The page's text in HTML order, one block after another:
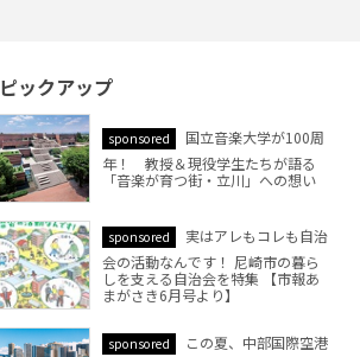
ピックアップ
sponsored
国立音楽大学が100周
年！ 教授＆現役学生たちが語る
「音楽が育つ街・立川」への想い
sponsored
実はアレもコレも自治
会の活動なんです！ 尼崎市の暮ら
しを支える自治会を特集 【市報あ
まがさき6月号より】
sponsored
この夏、中部国際空港